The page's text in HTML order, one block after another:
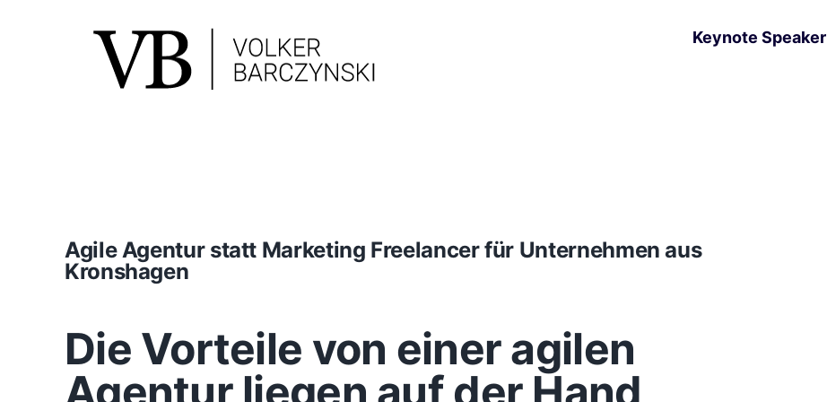
Keynote Speaker
Agile Agentur statt Marketing Freelancer für Unternehmen aus
Kronshagen
Die Vorteile von einer agilen
Agentur liegen auf der Hand